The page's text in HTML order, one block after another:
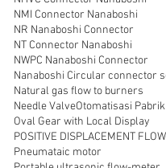
NMI Connector Nanaboshi
NR Nanaboshi Connector
NT Connector Nanaboshi
NWPC Nanaboshi Connector
Natural gas flow to burners
Needle ValveOtomatisasi Pabrik
Oval Gear with Local Display
Pneumataic motor